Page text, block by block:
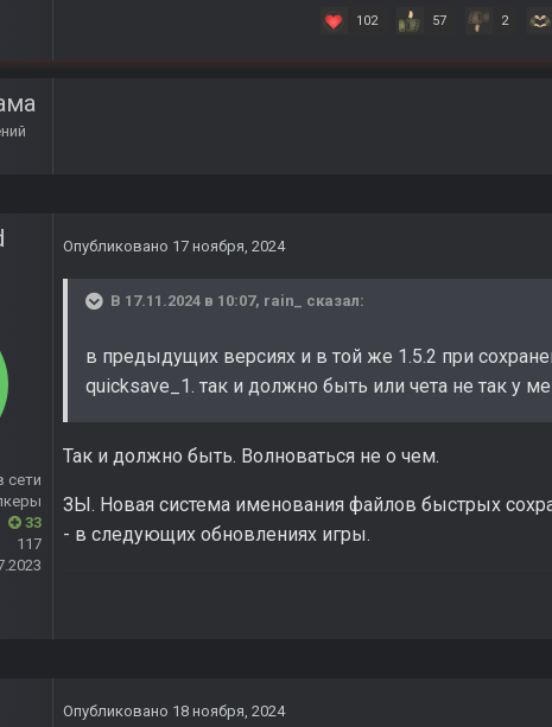
102 57 2
сети
33
117
Опубликовано 17 ноября, 2024
В 17.11.2024 в 10:07, rain_ сказал:
в предыдущих версиях и в той же 1.5.2 при
quicksave_1. так и должно быть или чета не так у
Так и должно быть. Волноваться не о чем.
ЗЫ. Новая система именования файлов быстрых
- в следующих обновлениях игры.
Опубликовано 18 ноября, 2024